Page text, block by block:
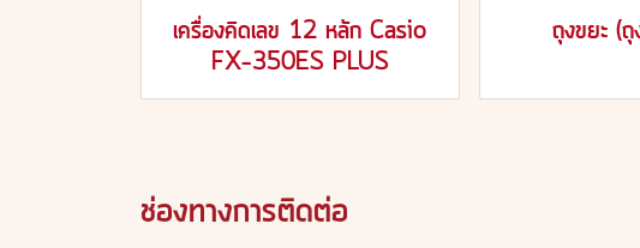
เครื่องคิดเลข 12 หลัก Casio
FX-350ES PLUS
ถุงขยะ (
ช่องทางการติดต่อ